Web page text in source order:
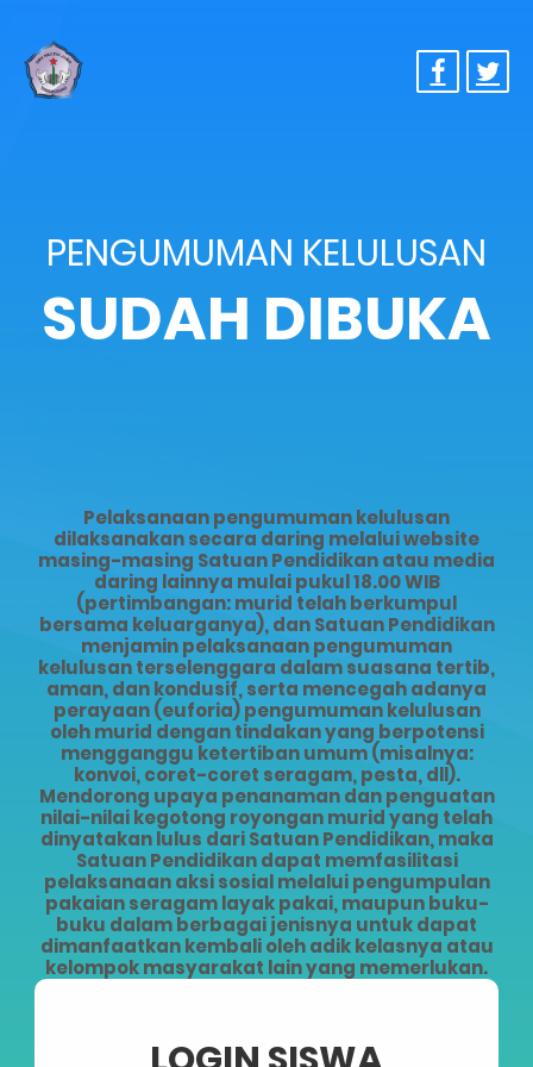
PENGUMUMAN KELULUSAN
SUDAH DIBUKA
Pelaksanaan pengumuman kelulusan
dilaksanakan secara daring melalui website
masing-masing Satuan Pendidikan atau media
daring lainnya mulai pukul 18.00 WIB
(pertimbangan: murid telah berkumpul
bersama keluarganya), dan Satuan Pendidikan
menjamin pelaksanaan pengumuman
kelulusan terselenggara dalam suasana tertib,
aman, dan kondusif, serta mencegah adanya
perayaan (euforia) pengumuman kelulusan
oleh murid dengan tindakan yang berpotensi
mengganggu ketertiban umum (misalnya:
konvoi, coret-coret seragam, pesta, dll).
Mendorong upaya penanaman dan penguatan
nilai-nilai kegotong royongan murid yang telah
dinyatakan lulus dari Satuan Pendidikan, maka
Satuan Pendidikan dapat memfasilitasi
pelaksanaan aksi sosial melalui pengumpulan
pakaian seragam layak pakai, maupun buku-
buku dalam berbagai jenisnya untuk dapat
dimanfaatkan kembali oleh adik kelasnya atau
kelompok masyarakat lain yang memerlukan.